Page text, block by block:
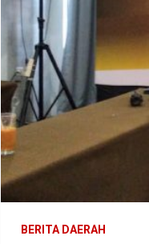
BERITA DAERAH